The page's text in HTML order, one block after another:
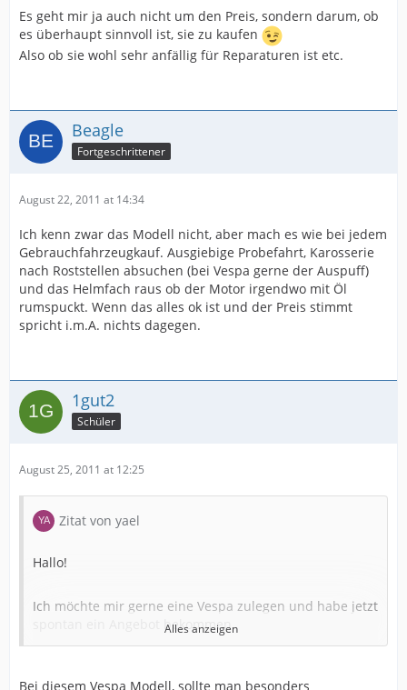
Es geht mir ja auch nicht um den Preis, sondern darum, ob
es überhaupt sinnvoll ist, sie zu kaufen
Also ob sie wohl sehr anfällig für Reparaturen ist etc.
Beagle
Fortgeschrittener
August 22, 2011 at 14:34
Ich kenn zwar das Modell nicht, aber mach es wie bei jedem
Gebrauchfahrzeugkauf. Ausgiebige Probefahrt, Karosserie
nach Roststellen absuchen (bei Vespa gerne der Auspuff)
und das Helmfach raus ob der Motor irgendwo mit Öl
rumspuckt. Wenn das alles ok ist und der Preis stimmt
spricht i.m.A. nichts dagegen.
1gut2
Schüler
August 25, 2011 at 12:25
Zitat von yael
Hallo!
Ich möchte mir gerne eine Vespa zulegen und habe jetzt
spontan ein Angebot bekommen.
9900km.
Alles anzeigen
Bei diesem Vespa Modell, sollte man besonders